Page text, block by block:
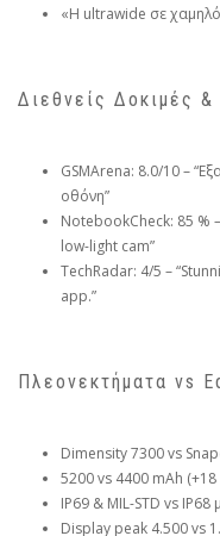
«Η ultrawide σε
Διεθνείς Δοκιμές &
GSMArena: 8.0/10 –
οθόνη”
NotebookCheck: 85 %
low-light cam”
TechRadar: 4/5 –
app.”
Πλεονεκτήματα vs
Dimensity 7300 vs
5200 vs 4400 mAh
IP69 & MIL-STD vs IP68
Display peak 4.500 vs